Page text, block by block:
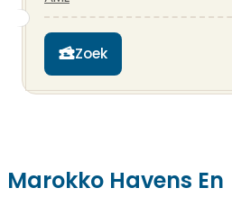
Zoek
Marokko Havens En